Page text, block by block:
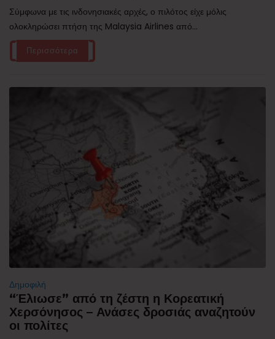
Σύμφωνα με τις ινδονησιακές αρχές, ο πιλότος είχε μόλις
ολοκληρώσει πτήση της Malaysia Airlines από...
Περισσότερα
Δημοφιλή
“Έλιωσε” από τη ζέστη η Κορεατική
Χερσόνησος – Ανάσες δροσιάς αναζητούν
οι πολίτες